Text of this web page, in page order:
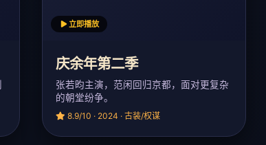
立即播放
庆余年第二季
张若昀主演，范闲回归京都，面对更复杂
的朝堂纷争。
8.9/10 · 2024 · 古装/权谋